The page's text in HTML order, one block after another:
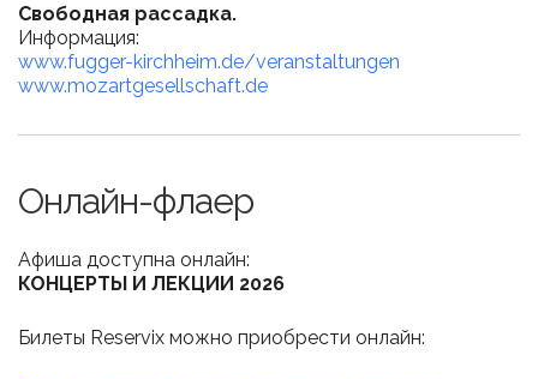
Свободная рассадка.
Информация:
www.fugger-kirchheim.de/veranstaltungen
www.mozartgesellschaft.de
Онлайн-флаер
Афиша доступна онлайн:
КОНЦЕРТЫ И ЛЕКЦИИ 2026
Билеты Reservix можно приобрести онлайн: